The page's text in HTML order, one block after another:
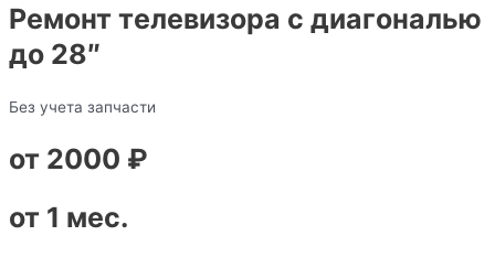
Ремонт телевизора с диагональю
до 28″
Без учета запчасти
от 2000 ₽
от 1 мес.